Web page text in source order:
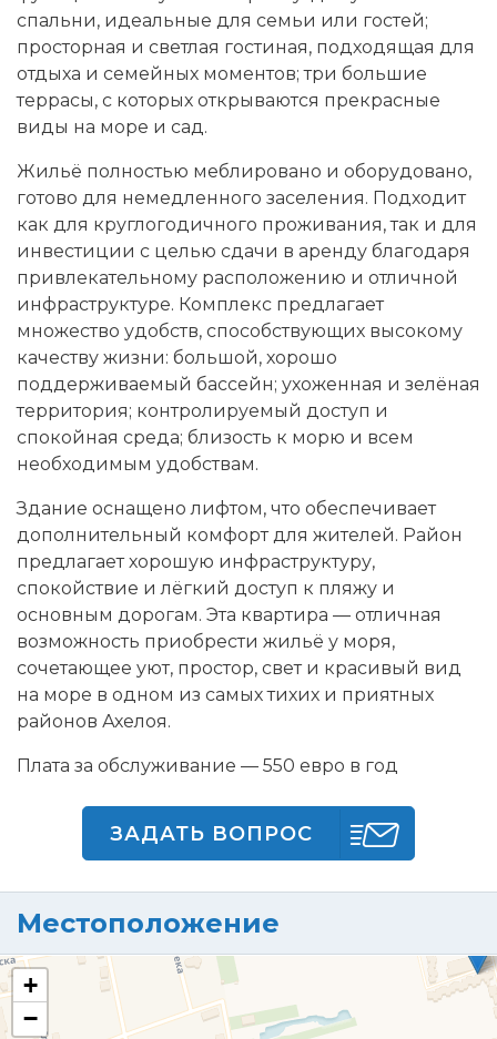
спальни, идеальные для семьи или гостей;
просторная и светлая гостиная, подходящая для
отдыха и семейных моментов; три большие
террасы, с которых открываются прекрасные
виды на море и сад.
Жильё полностью меблировано и оборудовано,
готово для немедленного заселения. Подходит
как для круглогодичного проживания, так и для
инвестиции с целью сдачи в аренду благодаря
привлекательному расположению и отличной
инфраструктуре. Комплекс предлагает
множество удобств, способствующих высокому
качеству жизни: большой, хорошо
поддерживаемый бассейн; ухоженная и зелёная
территория; контролируемый доступ и
спокойная среда; близость к морю и всем
необходимым удобствам.
Здание оснащено лифтом, что обеспечивает
дополнительный комфорт для жителей. Район
предлагает хорошую инфраструктуру,
спокойствие и лёгкий доступ к пляжу и
основным дорогам. Эта квартира — отличная
возможность приобрести жильё у моря,
сочетающее уют, простор, свет и красивый вид
на море в одном из самых тихих и приятных
районов Ахелоя.
Плата за обслуживание — 550 евро в год
ЗАДАТЬ ВОПРОС
Местоположение
+
−